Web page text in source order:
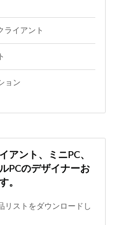
ライアント
ョン
アント、ミニPC、
PCのデザイナーお
。
リストをダウンロードし